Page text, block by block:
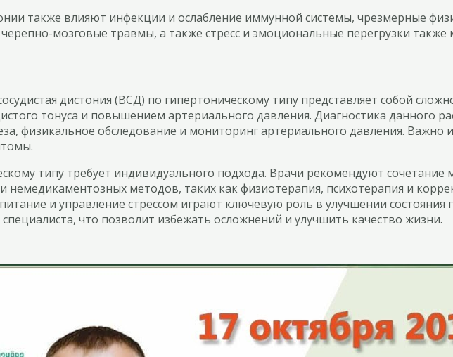
также влияют инфекции и ослабление иммунной системы, чрезмерные
мозговые травмы, а также стресс и эмоциональные перегрузки также
дистония (ВСД) по гипертоническому типу представляет собой
тонуса и повышением артериального давления. Диагностика данного
физикальное обследование и мониторинг артериального давления. Важно
типу требует индивидуального подхода. Врачи рекомендуют
методов, таких как физиотерапия, психотерапия и
и управление стрессом играют ключевую роль в улучшении
что позволит избежать осложнений и улучшить качество жизни.